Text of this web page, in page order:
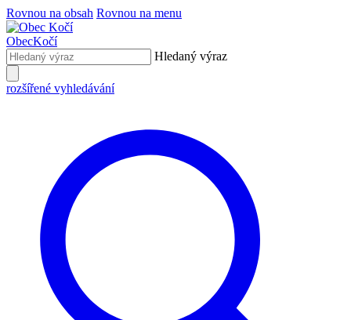
Rovnou na obsah Rovnou na menu
ObecKočí
Hledaný výraz
rozšířené vyhledávání